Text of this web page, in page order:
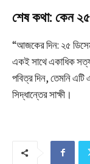
শেষ কথা: কেন
“আজকের দিন: ২৫
একই সাথে একাধিক
পবিত্র দিন, তেমনি
সিদ্ধান্তের সাক্ষী।